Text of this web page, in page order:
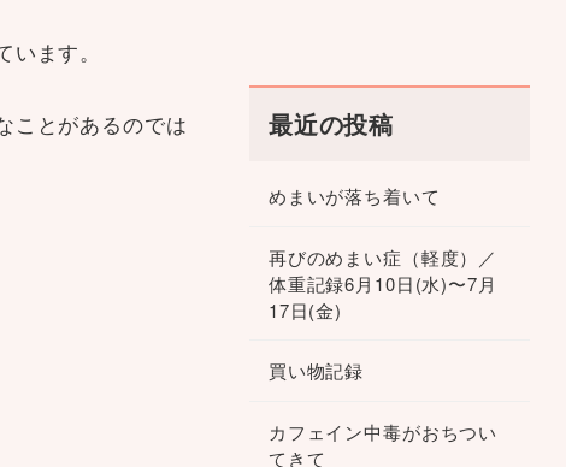
ます。
ことがあるのでは
最近の投稿
めまいが落ち着いて
再びのめまい症（軽度）／
体重記録6月10日(水)〜7月
17日(金)
買い物記録
カフェイン中毒がおちつい
てきて